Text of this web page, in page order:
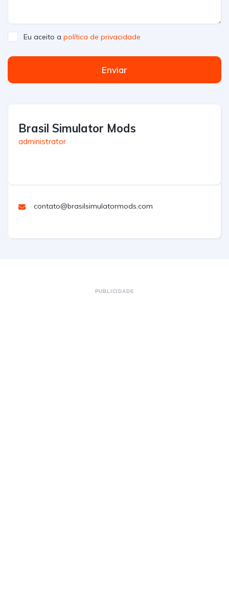
Eu aceito a política de privacidade
Enviar
Brasil Simulator Mods
administrator
contato@brasilsimulatormods.com
PUBLICIDADE